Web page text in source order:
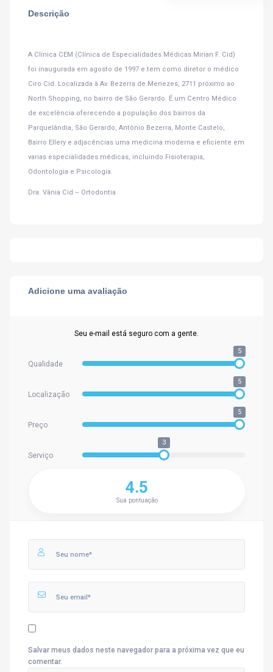
Descrição
A Clínica CEM (Clínica de Especialidades Médicas Mirian F. Cid)
foi inaugurada em agosto de 1997 e tem como diretor o médico
Ciro Cid. Localizada à Av. Bezerra de Menezes, 2711 próximo ao
North Shopping, no bairro de São Gerardo. É um Centro Médico
de excelência oferecendo a população dos bairros da
Parquelândia, São Gerardo, Antônio Bezerra, Monte Castelo,
Bairro Ellery e adjacências uma medicina moderna e eficiente em
varias especialidades médicas, incluindo Fisioterapia,
Odontologia e Psicologia.
Dra. Vânia Cid – Ortodontia
Adicione uma avaliação
Seu e-mail está seguro com a gente.
Qualidade
5
Localização
5
Preço
5
Serviço
3
4.5
Sua pontuação
Salvar meus dados neste navegador para a próxima vez que eu
comentar.